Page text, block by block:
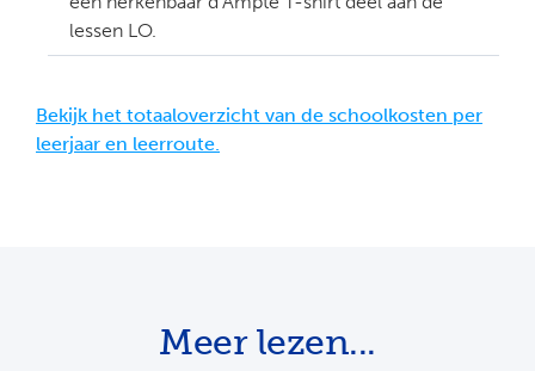
lessen LO.
Bekijk het totaaloverzicht van de schoolkosten per
leerjaar en leerroute.
Meer lezen...